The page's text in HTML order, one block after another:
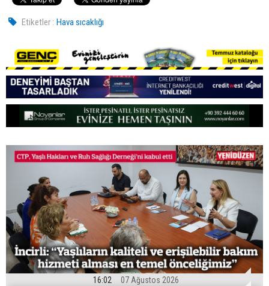
Etiketler : Hava sıcaklığı
16:02 07 Ağustos 2026